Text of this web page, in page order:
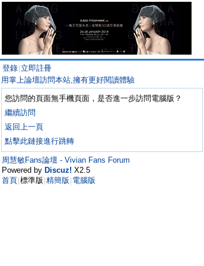
登錄 立即註冊
用掌上論壇訪問本站,擁有更好閱讀體驗
您訪問的頁面無手機頁面，是否進一步訪問電腦版？
繼續訪問
返回上一頁
點擊此鏈接進行跳轉
周慧敏Fans論壇 - Vivian Fans Forum
Powered by Discuz! X2.5
首頁 標準版 精簡版 電腦版